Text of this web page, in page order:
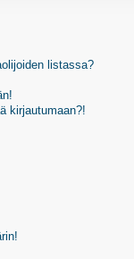
listassa?
kirjautumaan?!